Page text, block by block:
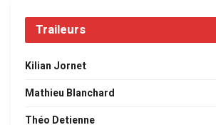
Traileurs
Kilian Jornet
Mathieu Blanchard
Théo Detienne